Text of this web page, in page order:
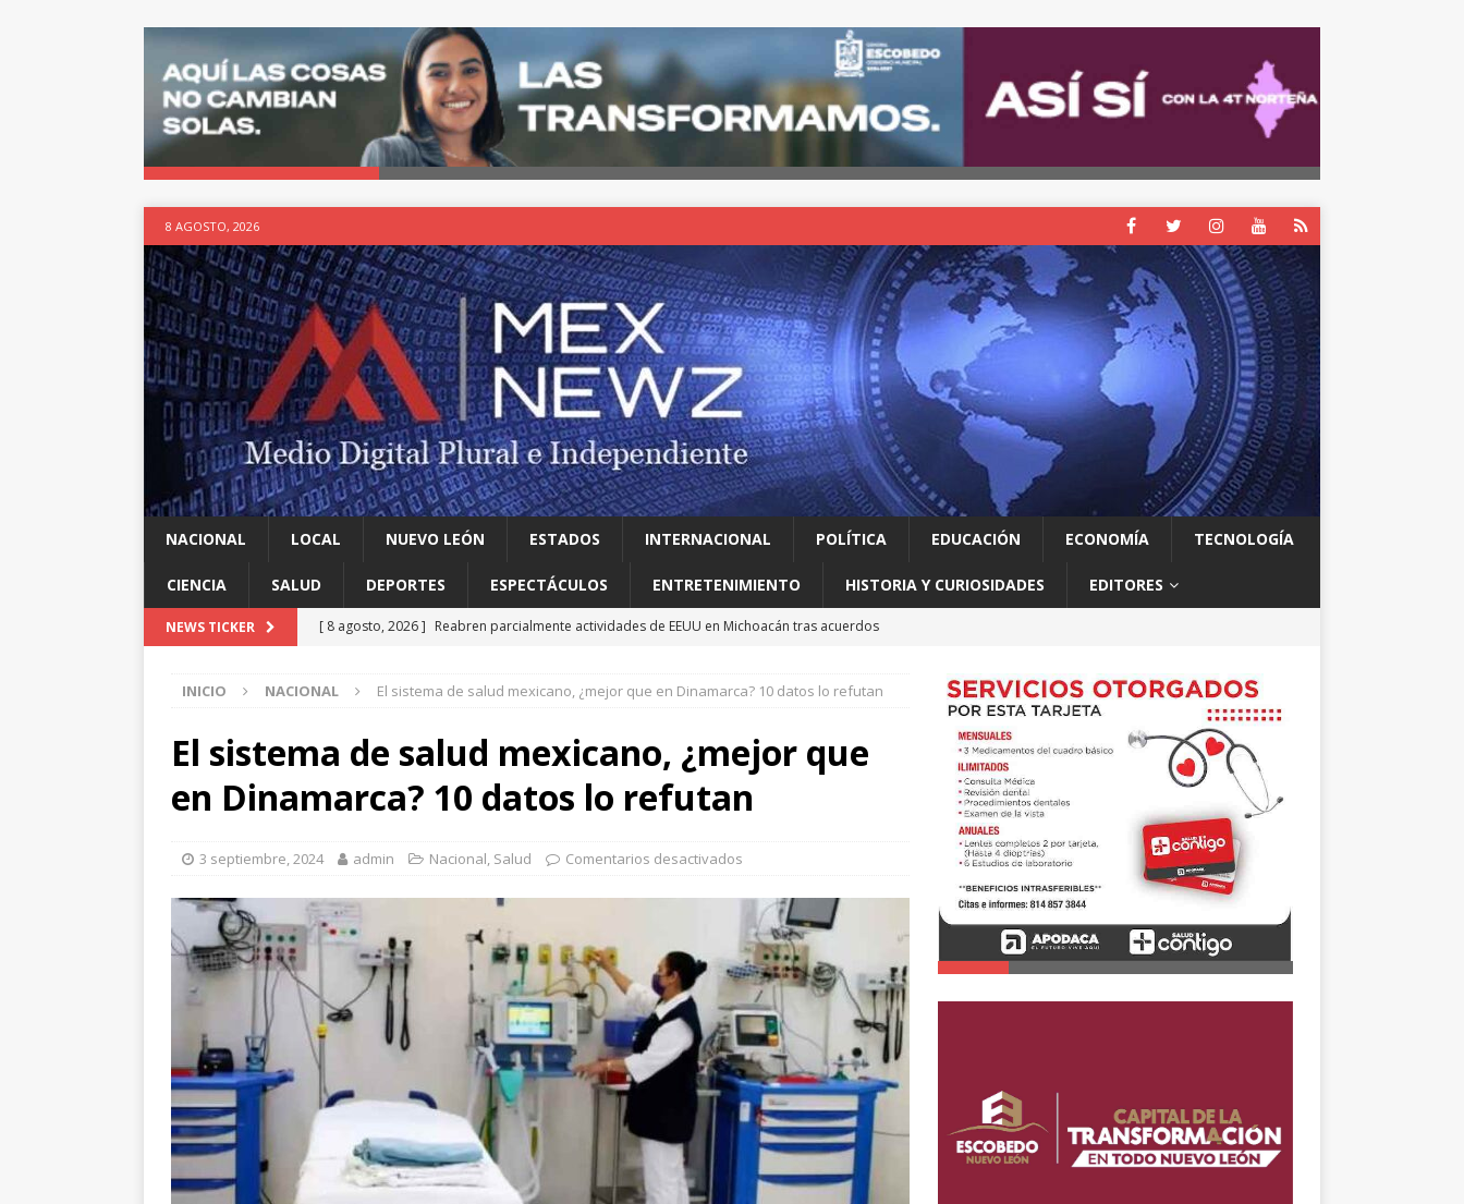
8 AGOSTO, 2026
NACIONAL LOCAL NUEVO LEÓN ESTADOS INTERNACIONAL POLÍTICA EDUCACIÓN ECONOMÍA TECNOLOGÍA
CIENCIA SALUD DEPORTES ESPECTÁCULOS ENTRETENIMIENTO HISTORIA Y CURIOSIDADES EDITORES
NEWS TICKER [ 8 agosto, 2026 ] Reabren parcialmente actividades de EEUU en Michoacán tras acuerdos
[ 8 agosto, 2026 ] Ya cantó el gallo
HISTORIA Y CURIOSIDADES
[ 8 agosto, 2026 ]
Resienten ciudadanos el abandono institucional: Waldo
Impulsa Mijes ‘Modo Transformación’ para que llegue a NL un gobierno
del ‘sí’
LOCAL
INICIO NACIONAL El sistema de salud mexicano, ¿mejor que en Dinamarca? 10 datos lo refutan
El sistema de salud mexicano, ¿mejor que
en Dinamarca? 10 datos lo refutan
3 septiembre, 2024 admin Nacional, Salud Comentarios desactivados